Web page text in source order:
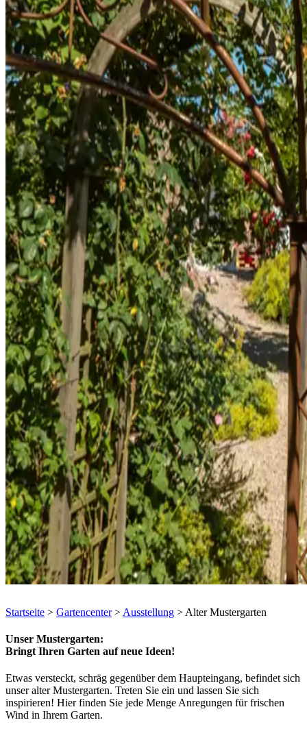
Startseite > Gartencenter> Ausstellung > Alter Mustergarten
Unser Mustergarten:
Bringt Ihren Garten auf neue Ideen!
Etwas versteckt, schräg gegenüber dem Haupteingang, befindet sich
unser alter Mustergarten. Treten Sie ein und lassen Sie sich
inspirieren! Hier finden Sie jede Menge Anregungen für frischen
Wind in Ihrem Garten.